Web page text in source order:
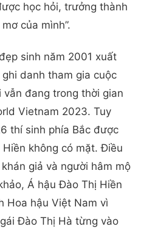
học hỏi, trưởng thành
của mình”.
sinh năm 2001 xuất
danh tham gia cuộc
đang trong thời gian
Vietnam 2023. Tuy
thí sinh phía Bắc được
không có mặt. Điều
giả và người hâm mộ
Á hậu Đào Thị Hiền
Hoa hậu Việt Nam vì
Đào Thị Hà từng vào